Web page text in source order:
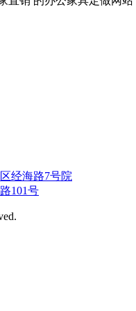
经海路7号院
101号